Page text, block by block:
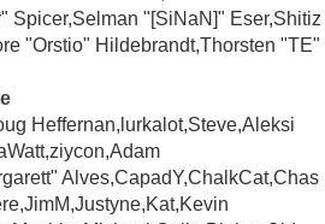
Spicer,Selman "[SiNaN]" Eser,Shitiz
"Orstio" Hildebrandt,Thorsten "TE"
Heffernan,lurkalot,Steve,Aleksi
Alves,CapadY,ChalkCat,Chas